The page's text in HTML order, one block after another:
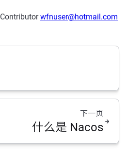
Contributor wfnuser@hotmail.com
下一页
什么是 Nacos